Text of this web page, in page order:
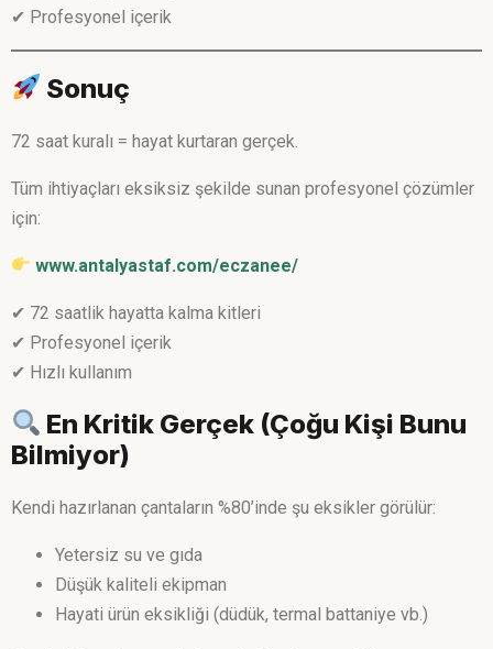
✔ Profesyonel içerik
Sonuç
72 saat kuralı = hayat kurtaran gerçek.
Tüm ihtiyaçları eksiksiz şekilde sunan profesyonel çözümler
için:
www.antalyastaf.com/eczanee/
✔ 72 saatlik hayatta kalma kitleri
✔ Profesyonel içerik
✔ Hızlı kullanım
En Kritik Gerçek (Çoğu Kişi Bunu
Bilmiyor)
Kendi hazırlanan çantaların %80’inde şu eksikler görülür:
Yetersiz su ve gıda
Düşük kaliteli ekipman
Hayati ürün eksikliği (düdük, termal battaniye vb.)